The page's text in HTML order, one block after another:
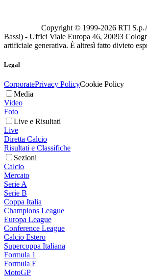
Copyright © 1999-2026 RTI
Bassi) - Uffici Viale Europa 46, 20093
artificiale generativa. È altresì fatto divieto
Legal
CorporatePrivacy PolicyCookie Policy
Media
Video
Foto
Live e Risultati
Live
Diretta Calcio
Risultati e Classifiche
Sezioni
Calcio
Mercato
Serie A
Serie B
Coppa Italia
Champions League
Europa League
Conference League
Calcio Estero
Supercoppa Italiana
Formula 1
Formula E
MotoGP